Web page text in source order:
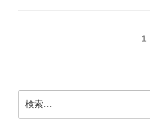
ー
ジ
1
索: